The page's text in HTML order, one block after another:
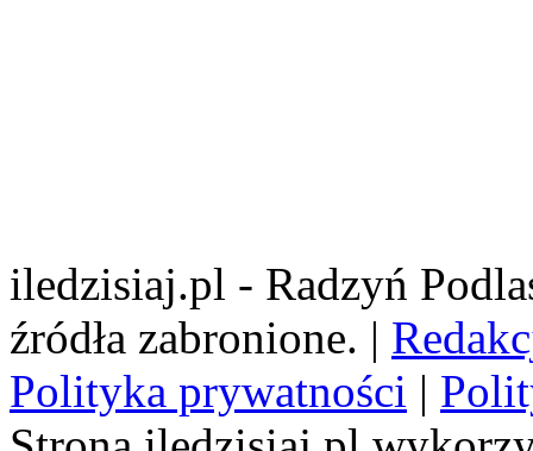
iledzisiaj.pl - Radzyń
źródła zabronione. |
Polityka prywatności |